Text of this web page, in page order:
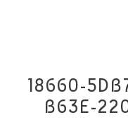
18660-
B63E-